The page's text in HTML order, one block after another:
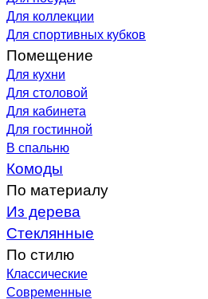
Для коллекции
Для спортивных кубков
Помещение
Для кухни
Для столовой
Для кабинета
Для гостинной
В спальню
Комоды
По материалу
Из дерева
Стеклянные
По стилю
Классические
Современные